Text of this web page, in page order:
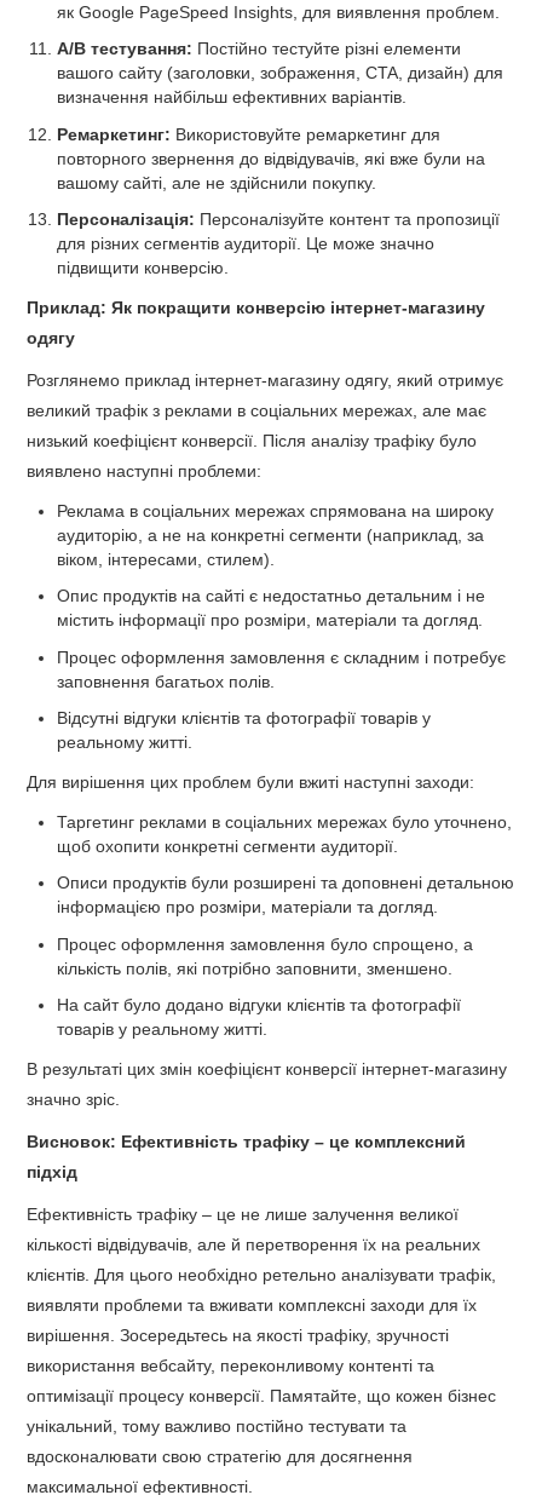
як Google PageSpeed Insights, для виявлення проблем.
A/B тестування: Постійно тестуйте різні елементи
вашого сайту (заголовки, зображення, CTA, дизайн) для
визначення найбільш ефективних варіантів.
Ремаркетинг: Використовуйте ремаркетинг для
повторного звернення до відвідувачів, які вже були на
вашому сайті, але не здійснили покупку.
Персоналізація: Персоналізуйте контент та пропозиції
для різних сегментів аудиторії. Це може значно
підвищити конверсію.
Приклад: Як покращити конверсію інтернет-магазину
одягу
Розглянемо приклад інтернет-магазину одягу, який отримує
великий трафік з реклами в соціальних мережах, але має
низький коефіцієнт конверсії. Після аналізу трафіку було
виявлено наступні проблеми:
Реклама в соціальних мережах спрямована на широку
аудиторію, а не на конкретні сегменти (наприклад, за
віком, інтересами, стилем).
Опис продуктів на сайті є недостатньо детальним і не
містить інформації про розміри, матеріали та догляд.
Процес оформлення замовлення є складним і потребує
заповнення багатьох полів.
Відсутні відгуки клієнтів та фотографії товарів у
реальному житті.
Для вирішення цих проблем були вжиті наступні заходи:
Таргетинг реклами в соціальних мережах було уточнено,
щоб охопити конкретні сегменти аудиторії.
Описи продуктів були розширені та доповнені детальною
інформацією про розміри, матеріали та догляд.
Процес оформлення замовлення було спрощено, а
кількість полів, які потрібно заповнити, зменшено.
На сайт було додано відгуки клієнтів та фотографії
товарів у реальному житті.
В результаті цих змін коефіцієнт конверсії інтернет-магазину
значно зріс.
Висновок: Ефективність трафіку – це комплексний
підхід
Ефективність трафіку – це не лише залучення великої
кількості відвідувачів, але й перетворення їх на реальних
клієнтів. Для цього необхідно ретельно аналізувати трафік,
виявляти проблеми та вживати комплексні заходи для їх
вирішення. Зосередьтесь на якості трафіку, зручності
використання вебсайту, переконливому контенті та
оптимізації процесу конверсії. Памятайте, що кожен бізнес
унікальний, тому важливо постійно тестувати та
вдосконалювати свою стратегію для досягнення
максимальної ефективності.